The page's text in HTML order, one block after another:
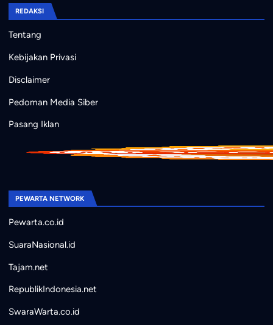
REDAKSI
Tentang
Kebijakan Privasi
Disclaimer
Pedoman Media Siber
Pasang Iklan
PEWARTA NETWORK
Pewarta.co.id
SuaraNasional.id
Tajam.net
RepublikIndonesia.net
SwaraWarta.co.id